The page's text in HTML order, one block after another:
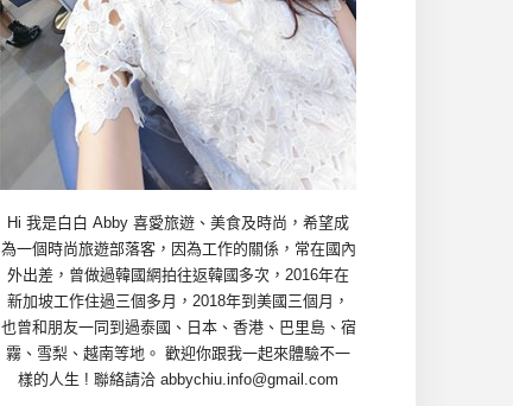
Hi 我是白白 Abby 喜愛旅遊、美食及時尚，希望成
為一個時尚旅遊部落客，因為工作的關係，常在國內
外出差，曾做過韓國網拍往返韓國多次，2016年在
新加坡工作住過三個多月，2018年到美國三個月，
也曾和朋友一同到過泰國、日本、香港、巴里島、宿
霧、雪梨、越南等地。 歡迎你跟我一起來體驗不一
樣的人生 ! 聯絡請洽 abbychiu.info@gmail.com